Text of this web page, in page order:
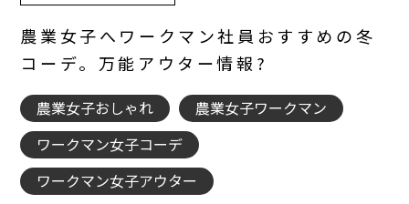
農業女子へワークマン社員おすすめの冬
コーデ。万能アウター情報?
農業女子おしゃれ
農業女子ワークマン
ワークマン女子コーデ
ワークマン女子アウター